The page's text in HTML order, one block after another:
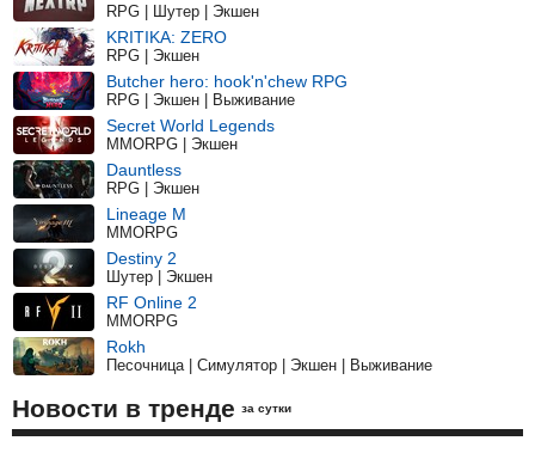
RPG | Шутер | Экшен
KRITIKA: ZERO
RPG | Экшен
Butcher hero: hook'n'chew RPG
RPG | Экшен | Выживание
Secret World Legends
MMORPG | Экшен
Dauntless
RPG | Экшен
Lineage M
MMORPG
Destiny 2
Шутер | Экшен
RF Online 2
MMORPG
Rokh
Песочница | Симулятор | Экшен | Выживание
Новости в тренде за сутки